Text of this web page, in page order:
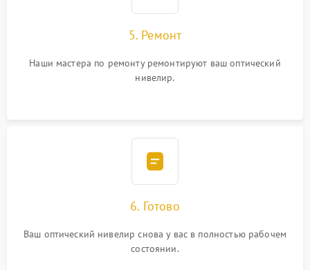
5. Ремонт
Наши мастера по ремонту ремонтируют ваш оптический
нивелир.
6. Готово
Ваш оптический нивелир снова у вас в полностью рабочем
состоянии.